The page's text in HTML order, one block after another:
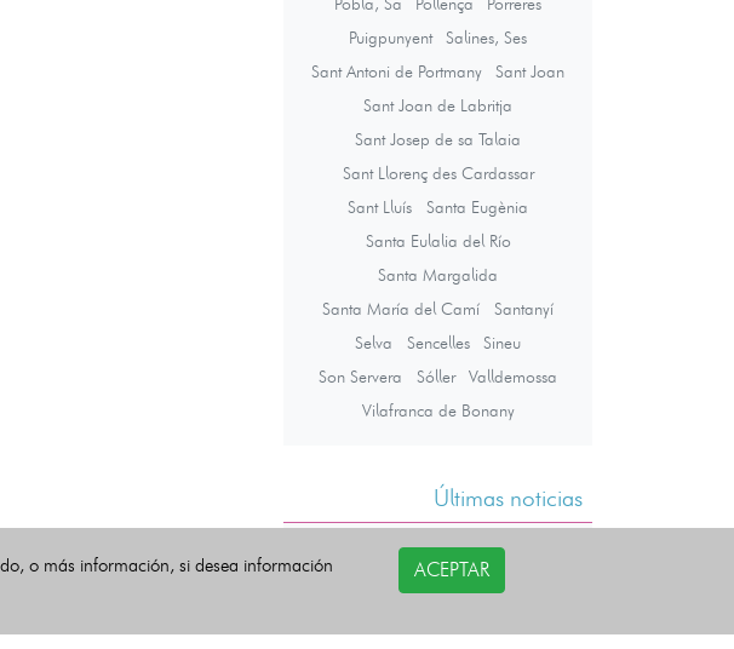
Puigpunyent
Salines, Ses
Sant Antoni de Portmany
Sant Joan
Sant Joan de Labritja
Sant Josep de sa Talaia
Sant Llorenç des Cardassar
Sant Lluís
Santa Eugènia
Santa Eulalia del Río
Santa Margalida
Santa María del Camí
Santanyí
Selva
Sencelles
Sineu
Son Servera
Sóller
Valldemossa
Vilafranca de Bonany
Últimas noticias
o más información, si desea información
ACEPTAR